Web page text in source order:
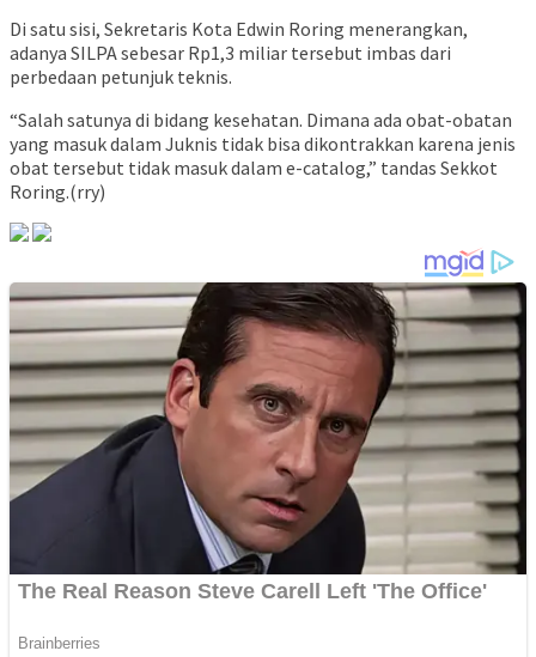
Di satu sisi, Sekretaris Kota Edwin Roring menerangkan,
adanya SILPA sebesar Rp1,3 miliar tersebut imbas dari
perbedaan petunjuk teknis.
“Salah satunya di bidang kesehatan. Dimana ada obat-obatan
yang masuk dalam Juknis tidak bisa dikontrakkan karena jenis
obat tersebut tidak masuk dalam e-catalog,” tandas Sekkot
Roring.(rry)